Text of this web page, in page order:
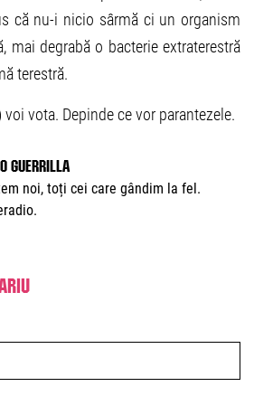
că nu-i nicio sârmă ci un organism
mai degrabă o bacterie extraterestră
terestră.
vota. Depinde ce vor parantezele.
Guerrilla
noi, toți cei care gândim la fel.